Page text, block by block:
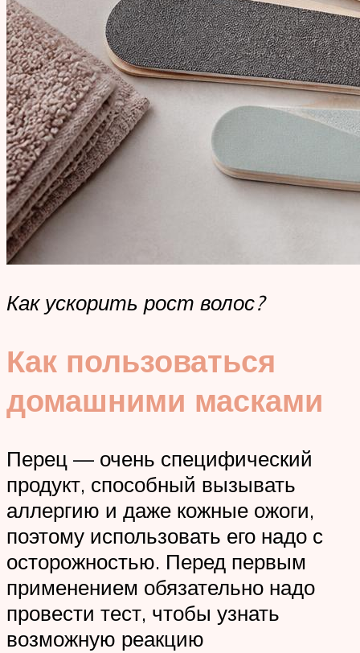
Как ускорить рост волос?
Как пользоваться
домашними масками
Перец — очень специфический
продукт, способный вызывать
аллергию и даже кожные ожоги,
поэтому использовать его надо с
осторожностью. Перед первым
применением обязательно надо
провести тест, чтобы узнать
возможную реакцию